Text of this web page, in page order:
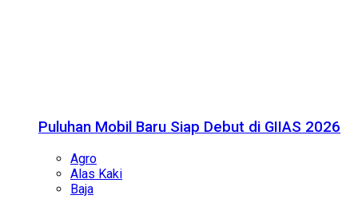
Puluhan Mobil Baru Siap Debut di GIIAS 2026
Agro
Alas Kaki
Baja